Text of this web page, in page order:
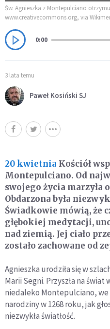
Św. Agnieszka z Montepulciano
www.creativecommons.org, via
0:00
3 lata temu
Paweł Kosiński SJ
20 kwietnia Kościół
Montepulciano. Od
swojego życia marzyła
Obdarzona była
Świadkowie mówią, że
głębokiej medytacji,
nad ziemią. Jej ciało
zostało zachowane od
Agnieszka urodziła się w
Marii Segni. Przyszła na świat
niedaleko Montepulciano, we
narodziny w 1268 roku, jak
niezwykła światłość.